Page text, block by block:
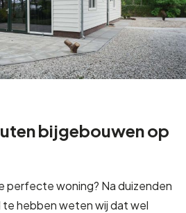
bijgebouwen op
perfecte woning? Na duizenden
hebben weten wij dat wel